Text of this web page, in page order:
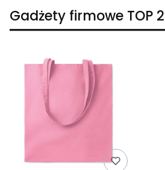
Gadżety firmowe TOP